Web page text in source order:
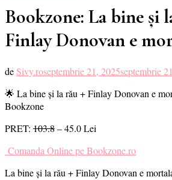
Bookzone: La bine și
Finlay Donovan e
de Sivy.roseptembrie 21, 2025septembrie
🌟 La bine și la rău + Finlay Donovan e
Bookzone
PRET: 103.8– 45.0 Lei
Comanda Online pe Bookzone.ro
La bine și la rău + Finlay Donovan e